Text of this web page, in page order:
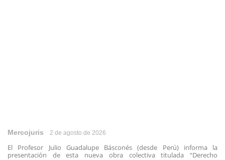
Mercojuris 2 de agosto de 2026
El Profesor Julio Guadalupe Básconés (desde Perú) informa la
presentación de esta nueva obra colectiva titulada “Derecho